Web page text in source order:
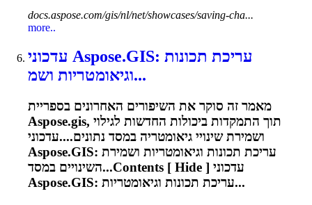
docs.aspose.com/gis/nl/net/showcases/saving-cha...
more..
Aspose.GIS: עריכת תכונות
וגיאומטריות ושמ...
מאמר זה סוקר את השיפורים האחרונים בספריית
Aspose.gis, תוך התמקדות ביכולות החדשות לגילוי
ושמירת שינויי גיאומטריה במסד נתונים....עדכוני
Aspose.GIS: עריכת תכונות וגיאומטריות ושמירת
השינויים במסד...Contents [ Hide ] עדכוני
Aspose.GIS
: עריכת תכונות וגיאומטריות...